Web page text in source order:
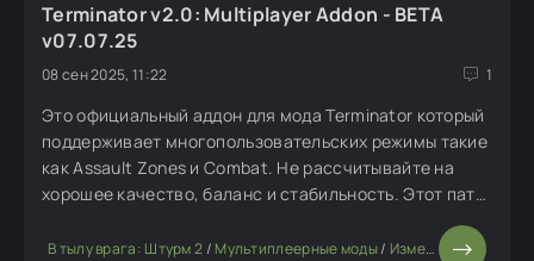
Terminator v2.0: Multiplayer Addon - BETA
v07.07.25
08 сен 2025, 11:22 1
Это официальный аддон для мода Terminator который
поддерживает многопользовательских режимы такие
как Assault Zones и Combat. Не рассчитывайте на
хорошее качество, баланс и стабильность. Этот патч
мода в мод) технику.
В тылу врага: Штурм 2 / Мультиплеерные моды/ Изменение мода или игры